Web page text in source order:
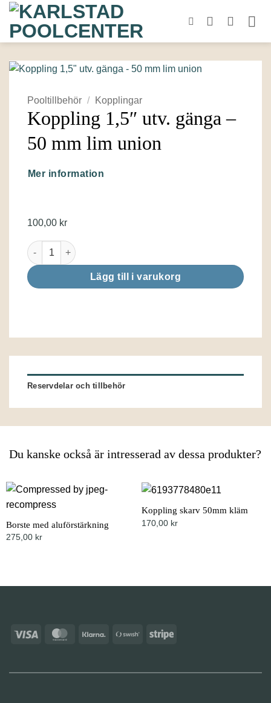
Skip
content
Pooltillbehör / Kopplingar
Koppling 1,5″ utv. gänga –
50 mm lim union
Mer information
100,00 kr
Koppling 1,5" utv. gänga - 50 mm lim union mängd
Lägg till i varukorg
Reservdelar och tillbehör
Du kanske också är intresserad av dessa produkter?
Borste med aluförstärkning
275,00 kr
Koppling skarv 50mm kläm
170,00 kr
Visa MasterCardKlarna Swish
Stripe